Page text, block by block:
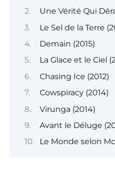
Une Vérité Qui
Le Sel de la Terre
Demain (2015)
La Glace et le Ciel
Chasing Ice (2012)
Cowspiracy (2014)
Virunga (2014)
Avant le Déluge
Le Monde selon